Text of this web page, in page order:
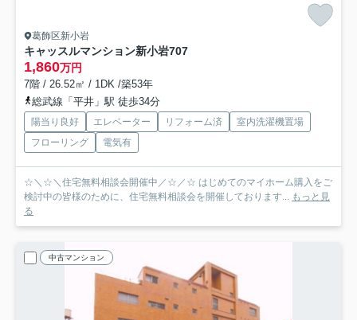
葛飾区新小岩
キャッスルマンション新小岩707
1,860万円
7階 / 26.52㎡ / 1DK /築53年
総武線「平井」駅 徒歩34分
陽当り良好 エレベーター リフォーム済
室内洗濯機置場
フローリング
電気有
☆＼☆＼住宅無料相談会開催中／☆／☆ はじめてのマイホーム購入をご
検討中の皆様のために、住宅無料相談会を開催しております... もっと見
る
中古マンション